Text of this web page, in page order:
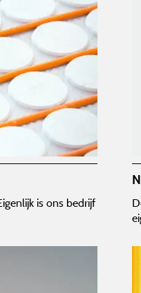
is ons bedrijf